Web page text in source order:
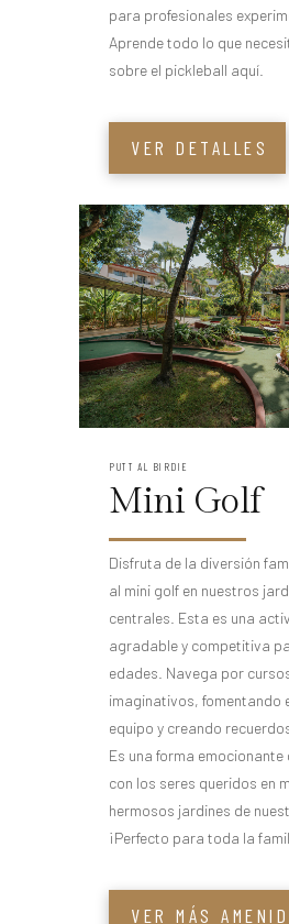
para profesionales
Aprende todo lo que
sobre el pickleball aquí.
VER DETALLES
PUTT AL BIRDIE
Mini Golf
Disfruta de la diversión
al mini golf en nuestros
centrales. Esta es una
agradable y competitiva
edades. Navega por
imaginativos, fomentando
equipo y creando
Es una forma
con los seres queridos en
hermosos jardines de
¡Perfecto para toda la
VER MÁS